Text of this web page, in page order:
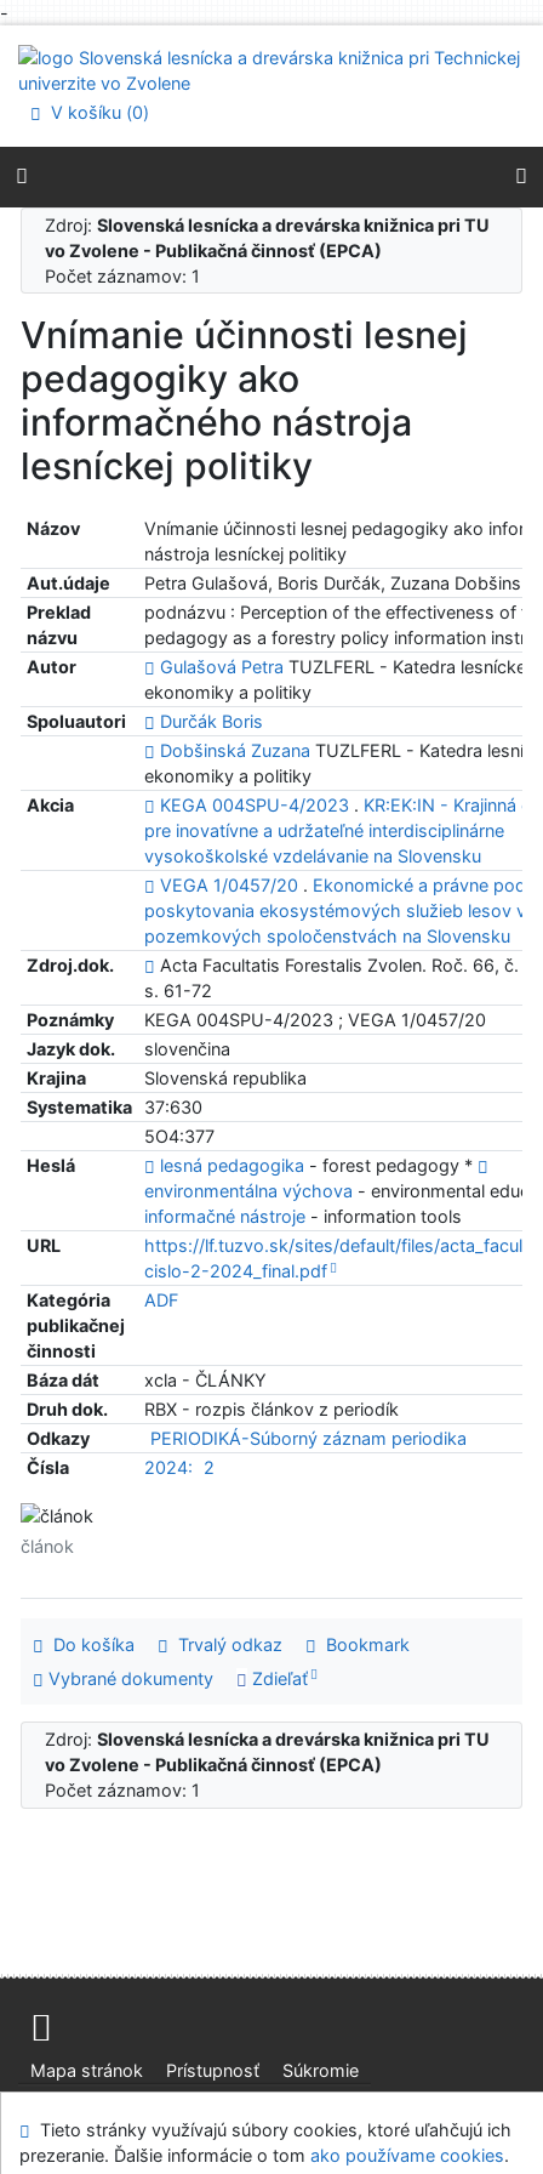
-
Prejsť na menu
Prehlásenie o webovej prístupnosti
V košíku (0)
Zdroj:Slovenská lesnícka a drevárska knižnica pri TU
vo Zvolene - Publikačná činnosť (EPCA)
Počet záznamov: 1
Vnímanie účinnosti lesnej
pedagogiky ako
informačného nástroja
lesníckej politiky
Názov
Vnímanie účinnosti lesnej pedagogiky ako
nástroja lesníckej politiky
Aut.údaje
Petra Gulašová, Boris Durčák, Zuzana Dobšinská
Preklad
názvu
podnázvu : Perception of the effectiveness of
pedagogy as a forestry policy information
Autor
Gulašová Petra TUZLFERL - Katedra lesníckej
ekonomiky a politiky
Spoluautori
Durčák Boris
Dobšinská Zuzana TUZLFERL - Katedra
ekonomiky a politiky
Akcia
KEGA 004SPU-4/2023 . KR:EK:IN - Krajinná
pre inovatívne a udržateľné interdisciplinárne
vysokoškolské vzdelávanie na Slovensku
VEGA 1/0457/20 . Ekonomické a právne
poskytovania ekosystémových služieb lesov v
pozemkových spoločenstvách na Slovensku
Zdroj.dok.
Acta Facultatis Forestalis Zvolen. Roč. 66, č. 2
s. 61-72
Poznámky
KEGA 004SPU-4/2023 ; VEGA 1/0457/20
Jazyk dok.
slovenčina
Krajina
Slovenská republika
Systematika
37:630
5O4:377
Heslá
lesná pedagogika - forest pedagogy *
environmentálna výchova - environmental
informačné nástroje- information tools
URL
https://lf.tuzvo.sk/sites/default/files/
cislo-2-2024_final.pdf
Kategória
publikačnej
činnosti
ADF
Báza dát
xcla - ČLÁNKY
Druh dok.
RBX - rozpis článkov z periodík
Odkazy
PERIODIKÁ-Súborný záznam periodika
Čísla
2024: 2
článok
Do košíka Trvalý odkaz
Bookmark
Vybrané dokumenty
Zdieľať
Zdroj:Slovenská lesnícka a drevárska knižnica pri TU
vo Zvolene - Publikačná činnosť (EPCA)
Počet záznamov: 1
Mapa stránok Prístupnosť
Súkromie
Slovenská lesnícka a drevárska knižnica pri Technickej
Tieto stránky využívajú súbory cookies, ktoré uľahčujú ich
prezeranie. Ďalšie informácie o tom ako používame cookies.